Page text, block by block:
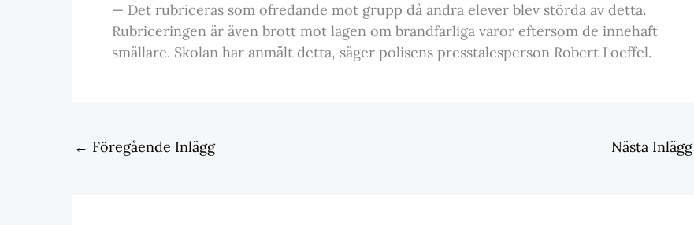
— Det rubriceras som ofredande mot grupp då andra elever blev störda av detta.
Rubriceringen är även brott mot lagen om brandfarliga varor eftersom de innehaft
smällare. Skolan har anmält detta, säger polisens presstalesperson Robert Loeffel.
← Föregående Inlägg Nästa Inlägg